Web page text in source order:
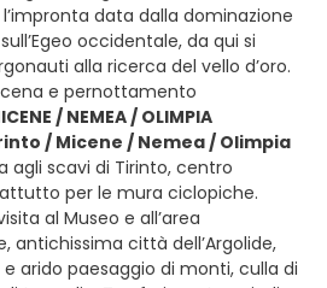
data dalla dominazione
occidentale, da qui si
alla ricerca del vello d’oro.
e pernottamento
/ NEMEA / OLIMPIA
/ Micene / Nemea / Olimpia
agli scavi di Tirinto, centro
per le mura ciclopiche.
al Museo e all’area
antichissima città dell’Argolide,
arido paesaggio di monti, culla di